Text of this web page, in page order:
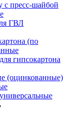
с пресс-шайбой
ГВЛ
(по
гипсокартона
(оцинкованные)